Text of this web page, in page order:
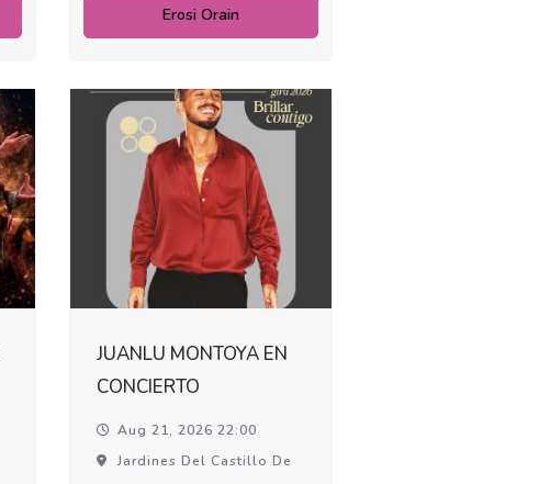
Erosi Orain
JUANLU MONTOYA EN
CONCIERTO
Aug 21, 2026 22:00
Jardines Del Castillo De